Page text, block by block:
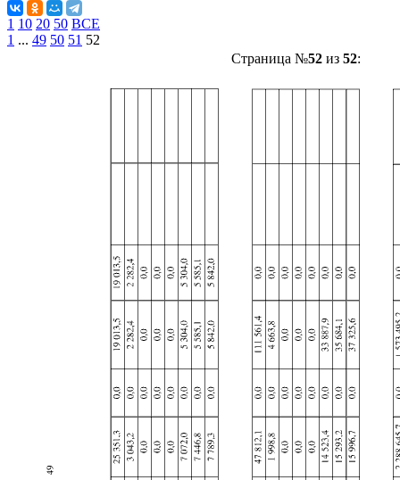
1 10 20 50 ВСЕ
1 ... 49 50 51 52
Страница №52из 52: